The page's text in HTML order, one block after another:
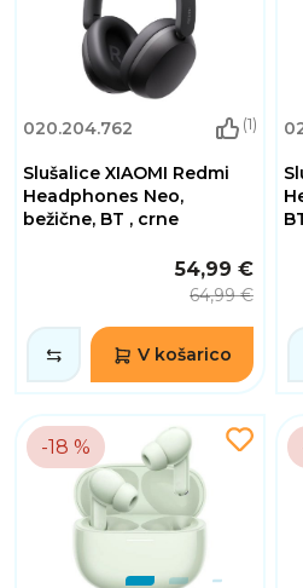
020.204.762 (1)
Slušalice XIAOMI Redmi
Headphones Neo,
bežične, BT , crne
54,99 €
64,99 €
V košarico
-18 %